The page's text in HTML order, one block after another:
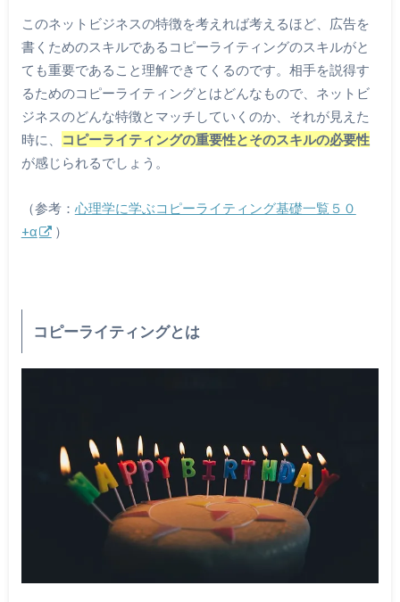
このネットビジネスの特徴を考えれば考えるほど、広告を
書くためのスキルであるコピーライティングのスキルがと
ても重要であること理解できてくるのです。相手を説得す
るためのコピーライティングとはどんなもので、ネットビ
ジネスのどんな特徴とマッチしていくのか、それが見えた
時に、
コピーライティングの重要性とそのスキルの必要性
が感じられるでしょう。
（参考： 心理学に学ぶコピーライティング基礎一覧５０
+α
）
コピーライティングとは